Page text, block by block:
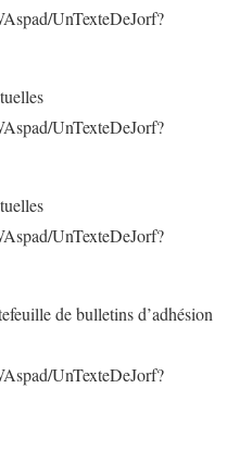
UnTexteDeJorf?
UnTexteDeJorf?
UnTexteDeJorf?
de bulletins d’adhésion
UnTexteDeJorf?